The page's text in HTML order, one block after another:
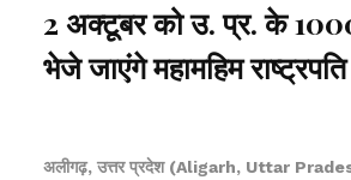
2 अक्टूबर को उ. प्र. के
भेजे जाएंगे महामहिम
अलीगढ़, उत्तर प्रदेश (Aligarh, Uttar